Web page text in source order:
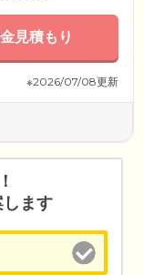
見積もり
※2026/07/08更新
ます